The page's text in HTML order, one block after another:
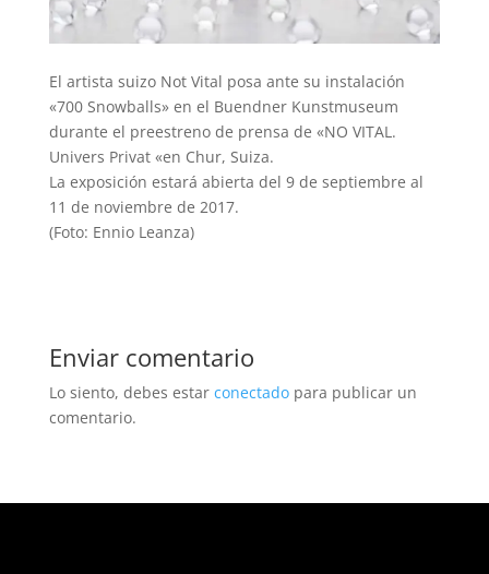
El artista suizo Not Vital posa ante su instalación
«700 Snowballs» en el Buendner Kunstmuseum
durante el preestreno de prensa de «NO VITAL.
Univers Privat «en Chur, Suiza.
La exposición estará abierta del 9 de septiembre al
11 de noviembre de 2017.
(Foto: Ennio Leanza)
Enviar comentario
Lo siento, debes estar conectadopara publicar un
comentario.